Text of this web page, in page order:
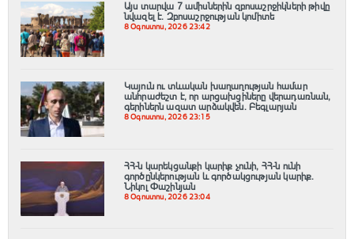
Այս տարվա 7 ամիսներին զբոսաշրջիկների թիվը
նվազել է. Զբոսաշրջության կոմիտե
8 Օգոստոս, 2026 23:42
Կայուն ու տևական խաղաղության համար
անհրաժեշտ է, որ արցախցիները վերադառնան,
գերիներն ազատ արձակվեն․ Բեգլարյան
8 Օգոստոս, 2026 23:15
ՀՀ-ն կարեկցանքի կարիք չունի, ՀՀ-ն ունի
գործընկերության և գործակցության կարիք․
Նիկոլ Փաշինյան
8 Օգոստոս, 2026 23:04